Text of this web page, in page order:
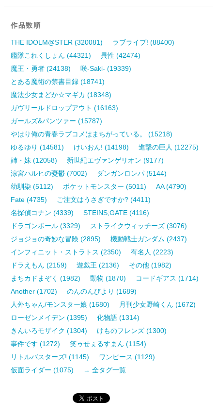
作品数順
THE IDOLM@STER (320081)
ラブライブ! (88400)
艦隊これくしょん (44321)
異性 (42474)
魔王・勇者 (24138)
咲-Saki- (19339)
とある魔術の禁書目録 (18741)
魔法少女まどか☆マギカ (18348)
ガヴリールドロップアウト (16163)
ガールズ&パンツァー (15787)
やはり俺の青春ラブコメはまちがっている。 (15218)
ゆるゆり (14581)
けいおん! (14198)
進撃の巨人 (12275)
姉・妹 (12058)
新世紀エヴァンゲリオン (9177)
涼宮ハルヒの憂鬱 (7002)
ダンガンロンパ (5144)
幼馴染 (5112)
ポケットモンスター (5011)
AA (4790)
Fate (4735)
ご注文はうさぎですか? (4411)
名探偵コナン (4339)
STEINS;GATE (4116)
ドラゴンボール (3329)
ストライクウィッチーズ (3076)
ジョジョの奇妙な冒険 (2895)
機動戦士ガンダム (2437)
インフィニット・ストラトス (2350)
有名人 (2223)
ドラえもん (2159)
遊戯王 (2136)
その他 (1982)
まちカドまぞく (1982)
動物 (1870)
コードギアス (1714)
Another (1702)
のんのんびより (1689)
人外ちゃん/モンスター娘 (1680)
月刊少女野崎くん (1672)
ローゼンメイデン (1395)
化物語 (1314)
きんいろモザイク (1304)
けものフレンズ (1300)
事件です (1272)
笑ゥせぇるすまん (1154)
リトルバスターズ! (1145)
ワンピース (1129)
仮面ライダー (1075)
→ 全タグ一覧